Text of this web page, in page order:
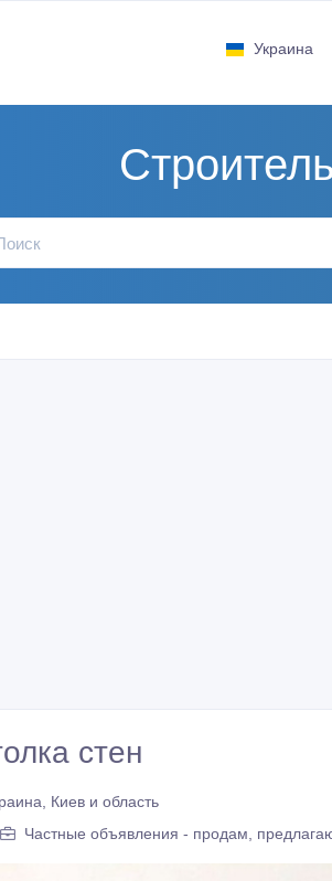
Украина
стен
Киев и область
Частные объявления - продам,